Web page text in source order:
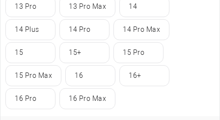
13 Pro 13 Pro Max 14
14 Plus 14 Pro 14 Pro Max
15 15+ 15 Pro
15 Pro Max 16 16+
16 Pro 16 Pro Max